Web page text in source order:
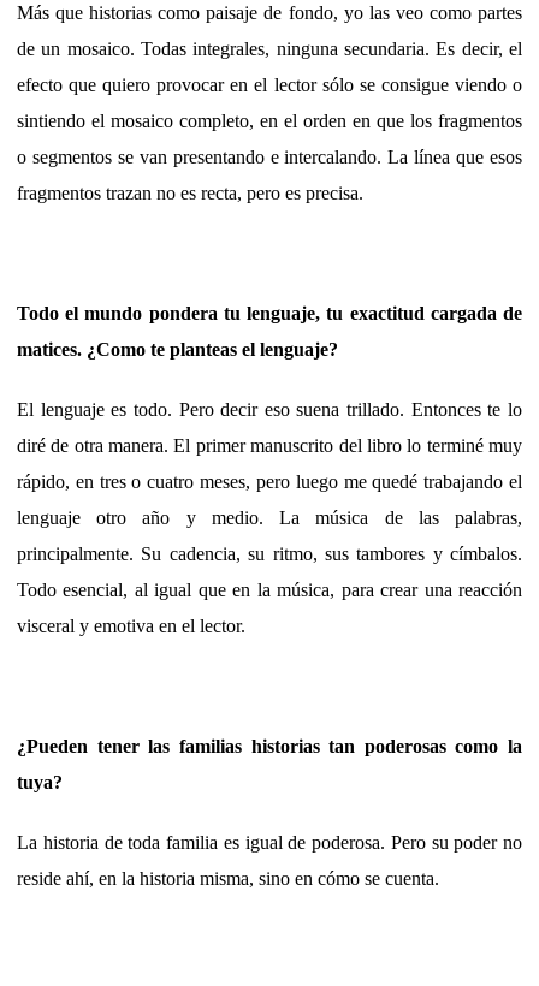
Más que historias como paisaje de fondo, yo las veo como partes
de un mosaico. Todas integrales, ninguna secundaria. Es decir, el
efecto que quiero provocar en el lector sólo se consigue viendo o
sintiendo el mosaico completo, en el orden en que los fragmentos
o segmentos se van presentando e intercalando. La línea que esos
fragmentos trazan no es recta, pero es precisa.
Todo el mundo pondera tu lenguaje, tu exactitud cargada de
matices. ¿Como te planteas el lenguaje?
El lenguaje es todo. Pero decir eso suena trillado. Entonces te lo
diré de otra manera. El primer manuscrito del libro lo terminé muy
rápido, en tres o cuatro meses, pero luego me quedé trabajando el
lenguaje otro año y medio. La música de las palabras,
principalmente. Su cadencia, su ritmo, sus tambores y címbalos.
Todo esencial, al igual que en la música, para crear una reacción
visceral y emotiva en el lector.
¿Pueden tener las familias historias tan poderosas como la
tuya?
La historia de toda familia es igual de poderosa. Pero su poder no
reside ahí, en la historia misma, sino en cómo se cuenta.